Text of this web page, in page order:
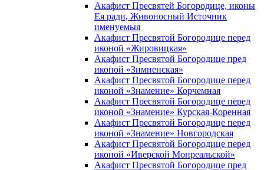
Акафист Пресвятей Богородице, иконы
Ея ради, Живоносный Источник
именуемыя
Акафист Пресвятой Богородице перед
иконой «Жировицкая»
Акафист Пресвятой Богородице пред
иконой «Зимненская»
Акафист Пресвятой Богородице перед
иконой «Знамение» Корчемная
Акафист Пресвятой Богородице перед
иконой «Знамение» Курская-Коренная
Акафист Пресвятой Богородице перед
иконой «Знамение» Новгородская
Акафист Пресвятой Богородице перед
иконой «Иверской Монреальской»
Акафист Пресвятой Богородице пред